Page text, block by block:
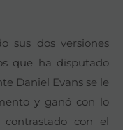
sus dos versiones
que ha disputado
Daniel Evans se le
y ganó con lo
con el